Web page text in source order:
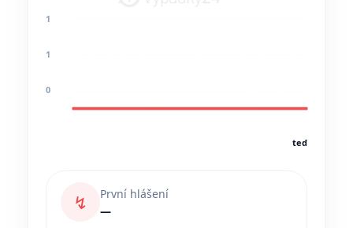
1
1
0
teď
↯
První hlášení
—